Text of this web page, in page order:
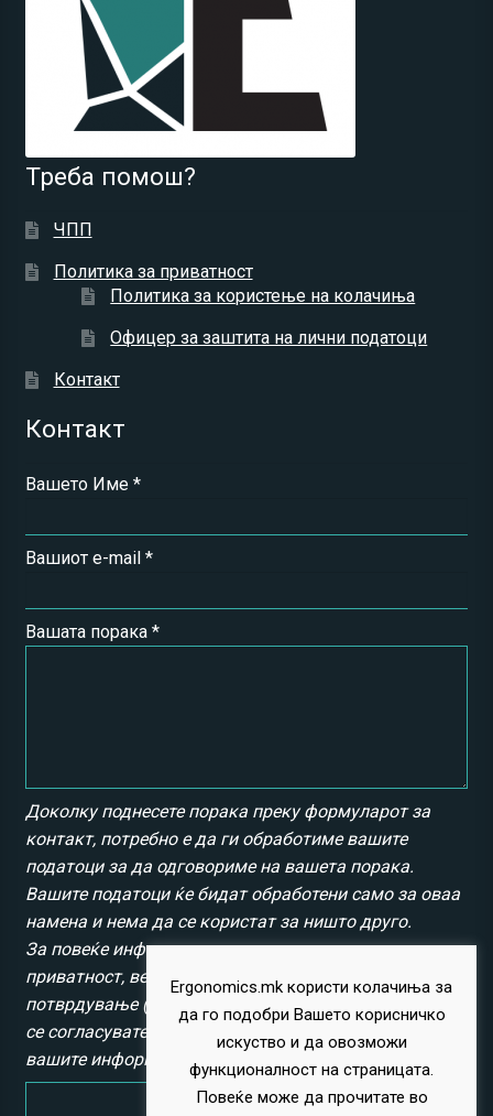
Треба помош?
ЧПП
Политика за приватност
Политика за користење на колачиња
Офицер за заштита на лични податоци
Контакт
Контакт
Вашето Име *
Вашиот e-mail *
Вашата порака *
Доколку поднесете порака преку формуларот за
контакт, потребно е да ги обработиме вашите
податоци за да одговориме на вашета порака.
Вашите податоци ќе бидат обработени само за оваа
намена и нема да се користат за ништо друго.
За повеќе информации околу нашата политика за
приватност, ве молиме кликнете
потврдување (кликање) на копчето „Испрати“, вие
се согласувате дека можеме да ги обработиме
вашите информации во согласност со овие услови.
Ergonomics.mk користи колачиња за
да го подобри Вашето корисничко
искуство и да овозможи
функционалност на страницата.
Повеќе може да прочитате во